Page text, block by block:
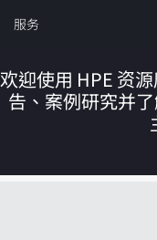
目
录服务
您的购
欢迎使用 HPE 资
告、案例研究并